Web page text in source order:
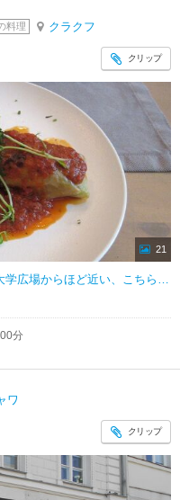
料理 クラクフ
クリップ
21
クラクフに滞在した際に、大学広場からほど近い、こちらのレストラン【スマコリキレストラン】をランチで利用しました。英語のメニューもあって、若い店員さんは皆さん英語が堪能で、ストレスを感じることなくオーダーすることが出来ました
分
ワ
クリップ